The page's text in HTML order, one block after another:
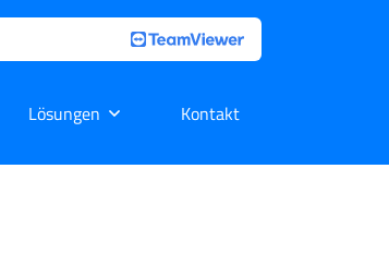
Lösungen Kontakt